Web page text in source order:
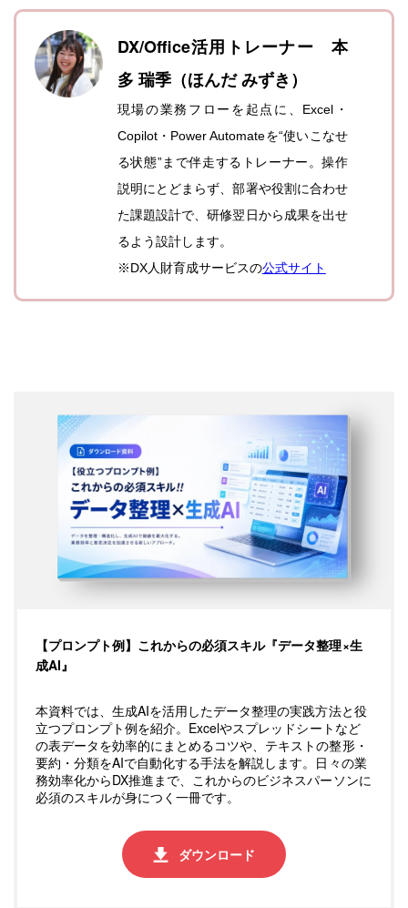
DX/Office活用トレーナー 本
多 瑞季（ほんだ みずき）
現場の業務フローを起点に、Excel・
Copilot・Power Automateを“使いこなせ
る状態”まで伴走するトレーナー。操作
説明にとどまらず、部署や役割に合わせ
た課題設計で、研修翌日から成果を出せ
るよう設計します。
※DX人財育成サービスの公式サイト
【プロンプト例】これからの必須スキル『データ整理×生
成AI』
本資料では、生成AIを活用したデータ整理の実践方法と役
立つプロンプト例を紹介。Excelやスプレッドシートなど
の表データを効率的にまとめるコツや、テキストの整形・
要約・分類をAIで自動化する手法を解説します。日々の業
務効率化からDX推進まで、これからのビジネスパーソンに
必須のスキルが身につく一冊です。
ダウンロード